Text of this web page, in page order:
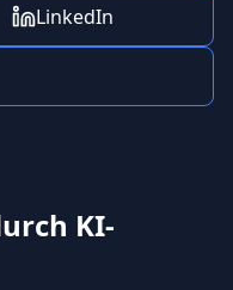
LinkedIn
KI-